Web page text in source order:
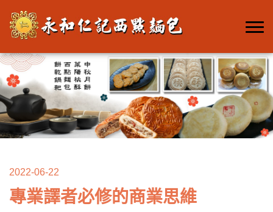
2022-06-22
專業譯者必修的商業思維